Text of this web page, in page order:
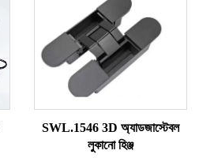
SWL.1546 3D অ্যাডজাস্টেবল
লুকানো হিঞ্জ